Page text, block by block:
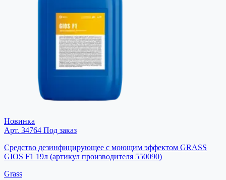
Новинка
Арт. 34764 Под заказ
Средство дезинфицирующее с моющим эффектом GRASS
GIOS F1 19л (артикул производителя 550090)
Grass